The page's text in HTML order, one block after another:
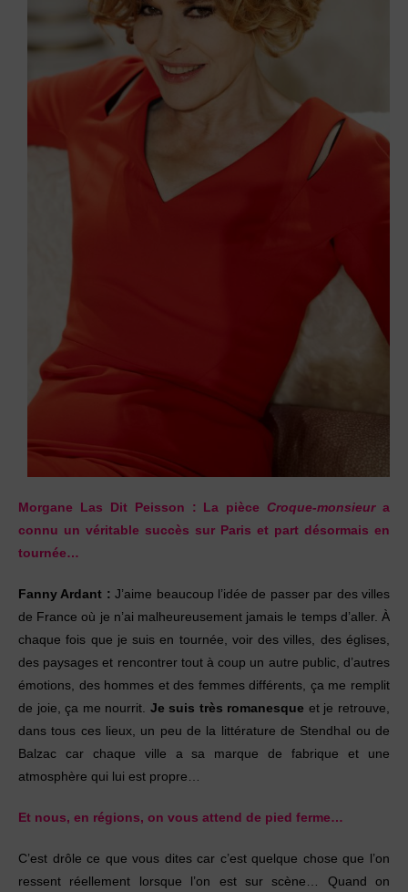
Morgane Las Dit Peisson : La pièce Croque-monsieura
connu un véritable succès sur Paris et part désormais en
tournée…
Fanny Ardant : J’aime beaucoup l’idée de passer par des villes
de France où je n’ai malheureusement jamais le temps d’aller. À
chaque fois que je suis en tournée, voir des villes, des églises,
des paysages et rencontrer tout à coup un autre public, d’autres
émotions, des hommes et des femmes différents, ça me remplit
de joie, ça me nourrit. Je suis très romanesque et je retrouve,
dans tous ces lieux, un peu de la littérature de Stendhal ou de
Balzac car chaque ville a sa marque de fabrique et une
atmosphère qui lui est propre…
Et nous, en régions, on vous attend de pied ferme…
C’est drôle ce que vous dites car c’est quelque chose que l’on
ressent réellement lorsque l’on est sur scène… Quand on